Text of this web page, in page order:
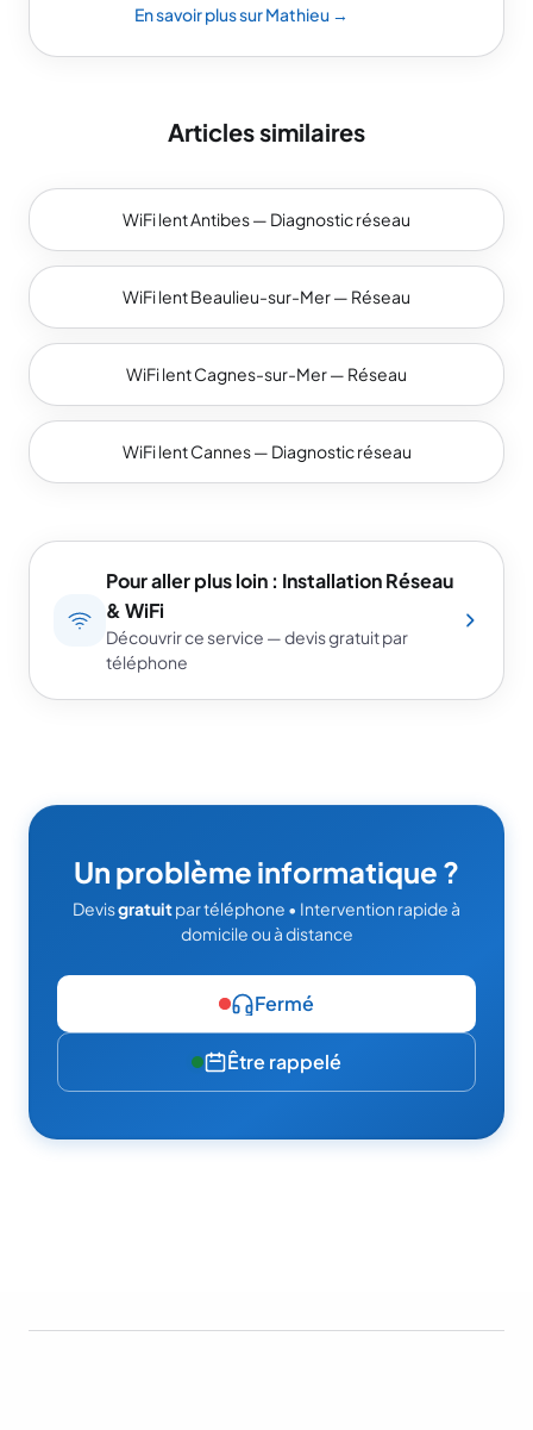
En savoir plus sur Mathieu →
Articles similaires
WiFi lent Antibes — Diagnostic réseau
WiFi lent Beaulieu-sur-Mer — Réseau
WiFi lent Cagnes-sur-Mer — Réseau
WiFi lent Cannes — Diagnostic réseau
Pour aller plus loin : Installation Réseau
& WiFi
Découvrir ce service — devis gratuit par
téléphone
Un problème informatique ?
Devisgratuitpar téléphone • Intervention rapide à
domicile ou à distance
Fermé
Être rappelé